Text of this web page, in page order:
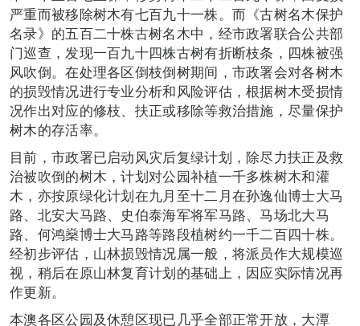
严重而被移除树木有七百九十一株。而《古树名木保护
名录》的五百二十株古树名木中，经市政署联合公共部
门巡查，发现一百九十四株古树有折断枝条，四株被强
风吹倒。在处理各区倒枝倒树期间，市政署会对各树木
的损毁情况进行专业分析和风险评估，根据树木受损情
况作出对应的修枝、扶正或移除等救治措施，尽量保护
树木的存活率。
目前，市政署已启动风灾后复绿计划，除尽力扶正及救
治被吹倒的树木，计划对公园补植一千多株树木和灌
木，亦按原绿化计划在九月至十二月在孙逸仙博士大马
路、北安大马路、史伯泰海军将军马路、马场北大马
路、何鸿燊博士大马路等路段植树约一千二百四十株。
经初步评估，山林损毁情况属一般，将派员作大规模巡
视，稍后在原山林复育计划的基础上，因应实际情况再
作更新。
本澳各区公园及休憩区现已几乎全部正常开放，大潭